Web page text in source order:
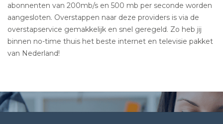
abonnenten van 200mb/s en 500 mb per seconde worden
aangesloten. Overstappen naar deze providers is via de
overstapservice gemakkelijk en snel geregeld. Zo heb jij
binnen no-time thuis het beste internet en televisie pakket
van Nederland!